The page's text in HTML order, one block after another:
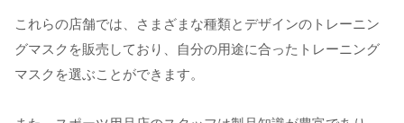
これらの店舗では、さまざまな種類とデザインのトレーニン
グマスクを販売しており、自分の用途に合ったトレーニング
マスクを選ぶことができます。